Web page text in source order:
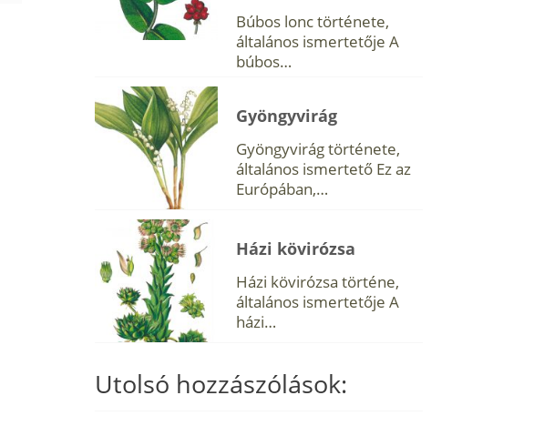
Búbos lonc története,
általános ismertetője A
búbos…
Gyöngyvirág
Gyöngyvirág története,
általános ismertető Ez az
Európában,…
Házi kövirózsa
Házi kövirózsa történe,
általános ismertetője A
házi…
Utolsó hozzászólások: